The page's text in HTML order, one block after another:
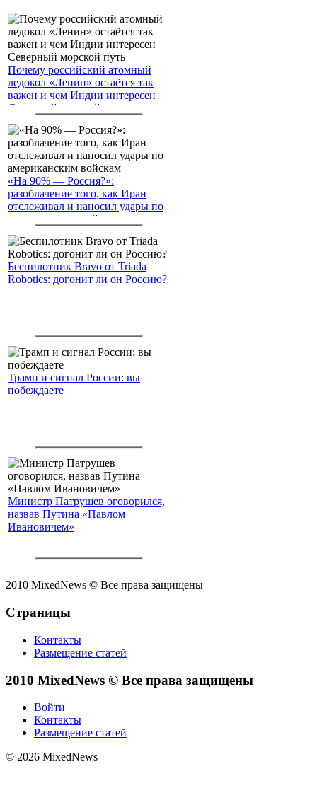
Почему российский атомный
ледокол «Ленин» остаётся так
важен и чем Индии интересен
Северный морской путь
«На 90% — Россия?»:
разоблачение того, как Иран
отслеживал и наносил удары по
американским войскам
Беспилотник Bravo от Triada
Robotics: догонит ли он Россию?
Трамп и сигнал России: вы
побеждаете
Министр Патрушев оговорился,
назвав Путина «Павлом
Ивановичем»
2010 MixedNews © Все права защищены
Страницы
Контакты
Размещение статей
2010 MixedNews © Все права защищены
Войти
Контакты
Размещение статей
© 2026 MixedNews